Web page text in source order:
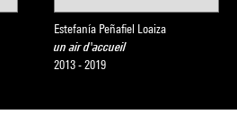
Estefanía Peñafiel Loaiza
un air d'accueil
2013 - 2019